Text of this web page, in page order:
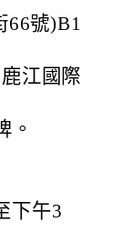
66號)B1
江國際
。
下午3